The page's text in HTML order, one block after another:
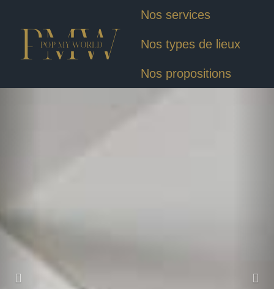
Nos services
Nos types de lieux
Nos propositions